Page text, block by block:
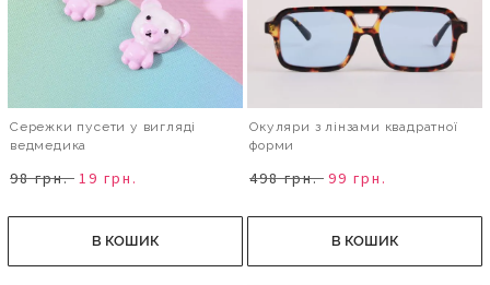
Сережки пусети у вигляді
ведмедика
98 грн. 19 грн.
В КОШИК
Окуляри з лінзами квадратної
форми
498 грн. 99 грн.
В КОШИК